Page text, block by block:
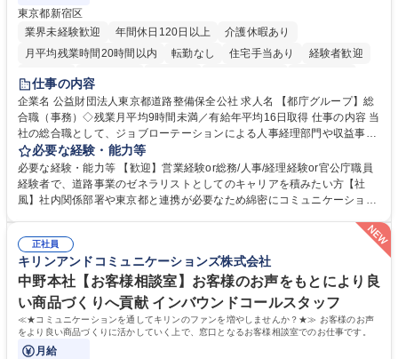
東京都新宿区
業界未経験歓迎
年間休日120日以上
介護休暇あり
月平均残業時間20時間以内
転勤なし 住宅手当あり
経験者歓迎
研修あり
退職金あり
駅近5分以内
資格取得手当あり 食事補助あり
仕事の内容
企業名 公益財団法人東京都道路整備保全公社 求人名 【都庁グループ】総
合職（事務）◇残業月平均9時間未満／有給年平均16日取得 仕事の内容 当
社の総合職として、ジョブローテーションによる人事経理部門や収益事業
等のフロント部門の部署等幅広い部署での業務をお任せいたします。研修
制度やキャリア支援が充実しております！ ※下記業務詳細 【業務詳細】■
管理部門：広報、人事、経理など当公社の運営に係る管理業務 ■収益部
門：駐車場の新規開拓、管理運営、新宿駅西口広場の「イベントコーナ
密集地域の特定整備路線の用地取得、道路に関する普及啓発事業、都内の
道路施設や道路工事現場の見学ツアー事業 ※入社後は上記いずれかの部門
へ配属。※業務内容変更の範囲：会社の定める業務 募集職種 【都庁グル
ープ】総合職（事務）◇残業月平均9時間未満／有給年平均16日取得
必要な経験・能力等
必要な経験・能力等 【歓迎】営業経験or総務/人事/経理経験or官公庁職員
経験者で、道路事業のゼネラリストとしてのキャリアを積みたい方【社
風】社内関係部署や東京都と連携が必要なため綿密にコミュニケーション
は、駐車場の管理運営や道路用地の取得、公益財団法人の中枢を担う管理
部門など多岐に渡る業務を経験できます。 ■様々なプロジェクト：駐車場
事業の他、新宿駅西口広場内に設置された照明を兼ねた広告「ブライトサ
イン」の管理運営を行うなど、事業収益を生み出す活動を積極的に行って
います。 学歴・資格 学歴：大学院 大学 高専 短大 専修学校 高校 語学力：
資格：
正社員
キリンアンドコミュニケーションズ株式会社
中野本社【お客様相談室】お客様のお声をもとにより良
い商品づくりへ貢献 インバウンドコールスタッフ
≪★コミュニケーションを通してキリンのファンを増やしませんか？★≫ お客様のお声
をより良い商品づくりに活かしていく上で、窓口となるお客様相談室でのお仕事です。
月給